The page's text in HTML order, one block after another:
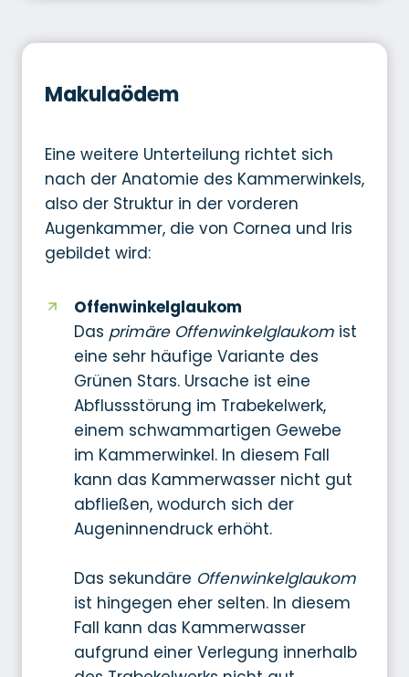
Makulaödem
Eine weitere Unterteilung richtet sich
nach der Anatomie des Kammerwinkels,
also der Struktur in der vorderen
Augenkammer, die von Cornea und Iris
gebildet wird:
Offenwinkelglaukom
Das primäre Offenwinkelglaukom ist
eine sehr häufige Variante des
Grünen Stars. Ursache ist eine
Abflussstörung im Trabekelwerk,
einem schwammartigen Gewebe
im Kammerwinkel. In diesem Fall
kann das Kammerwasser nicht gut
abfließen, wodurch sich der
Augeninnendruck erhöht.
Das sekundäre Offenwinkelglaukom
ist hingegen eher selten. In diesem
Fall kann das Kammerwasser
aufgrund einer Verlegung innerhalb